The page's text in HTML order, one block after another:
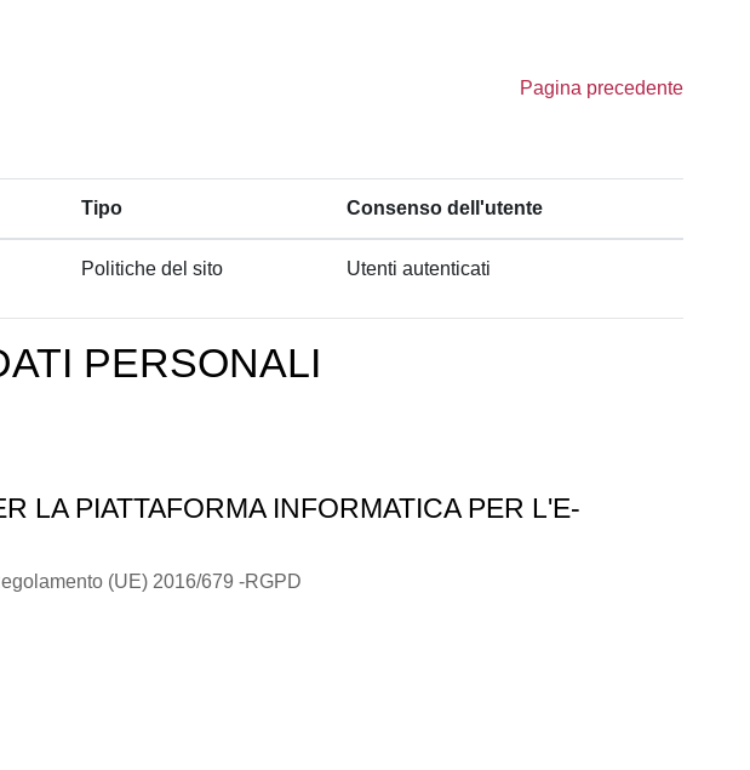
Pagina precedente
Tipo Consenso dell'utente
Politiche del sito Utenti autenticati
PERSONALI
LA PIATTAFORMA INFORMATICA PER L'E-
(UE) 2016/679 -RGPD